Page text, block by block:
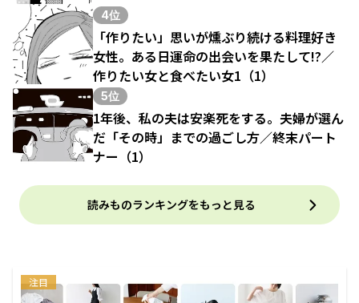
4位
「作りたい」思いが燻ぶり続ける料理好き
女性。ある日運命の出会いを果たして!?／
作りたい女と食べたい女1（1）
5位
1年後、私の夫は安楽死をする。夫婦が選ん
だ「その時」までの過ごし方／終末パート
ナー（1）
読みものランキングをもっと見る
注目